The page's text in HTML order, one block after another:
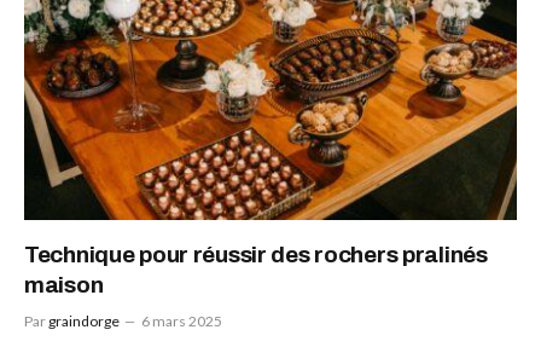
Technique pour réussir des rochers pralinés
maison
Par graindorge 6 mars 2025